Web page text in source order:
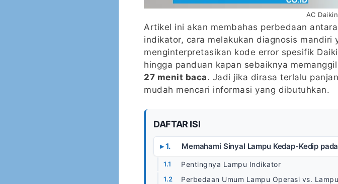
AC
Artikel ini akan membahas perbedaan
indikator, cara melakukan diagnosis
menginterpretasikan kode error spesifik
hingga panduan kapan sebaiknya
27 menit baca. Jadi jika dirasa terlalu
mudah mencari informasi yang dibutuhkan.
DAFTAR ISI
Memahami Sinyal Lampu Kedap-Kedip
Pentingnya Lampu Indikator
Perbedaan Umum Lampu Operasi vs.